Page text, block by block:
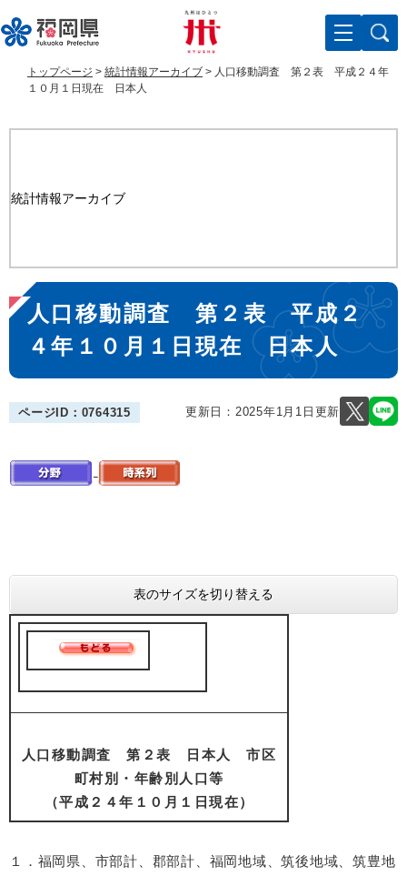
ー
ジ
ニ
ュ
文
トップページ > 統計情報アーカイブ > 人口移動調査 第２表 平成２４年
１０月１日現在 日本人
統計情報アーカイブ
本
文
人口移動調査 第２表 平成２
４年１０月１日現在 日本人
ページID：0764315 更新日：2025年1月1日更新
表のサイズを切り替える
人口移動調査 第２表 日本人 市区
町村別・年齢別人口等
（平成２４年１０月１日現在）
１．福岡県、市部計、郡部計、福岡地域、筑後地域、筑豊地